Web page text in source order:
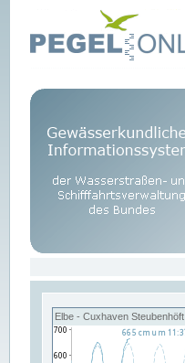
Elbe - Cuxhaven Steubenhöft